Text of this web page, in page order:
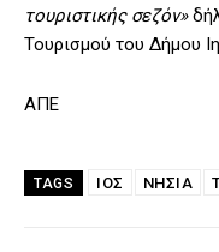
τουριστικής σεζόν»
Τουρισμού του Δήμου
ΑΠΕ
TAGS ΙΟΣ ΝΗΣΙΑ